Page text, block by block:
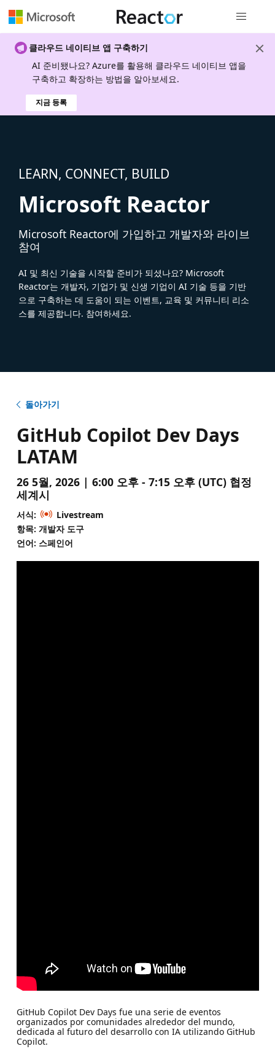
클라우드 네이티브 앱 구축하기
AI 준비됐나요? Azure를 활용해 클라우드 네이티브 앱을
구축하고 확장하는 방법을 알아보세요.
지금 등록
LEARN, CONNECT, BUILD
Microsoft Reactor
Microsoft Reactor에 가입하고 개발자와 라이브
참여
AI 및 최신 기술을 시작할 준비가 되셨나요? Microsoft
Reactor는 개발자, 기업가 및 신생 기업이 AI 기술 등을 기반
으로 구축하는 데 도움이 되는 이벤트, 교육 및 커뮤니티 리소
스를 제공합니다. 참여하세요.
돌아가기
GitHub Copilot Dev Days
LATAM
26 5월, 2026 | 6:00 오후 - 7:15 오후 (UTC) 협정
세계시
서식:
Livestream
항목: 개발자 도구
언어: 스페인어
GitHub Copilot Dev Days fue una serie de eventos
organizados por comunidades alrededor del mundo,
dedicada al futuro del desarrollo con IA utilizando GitHub
Copilot.